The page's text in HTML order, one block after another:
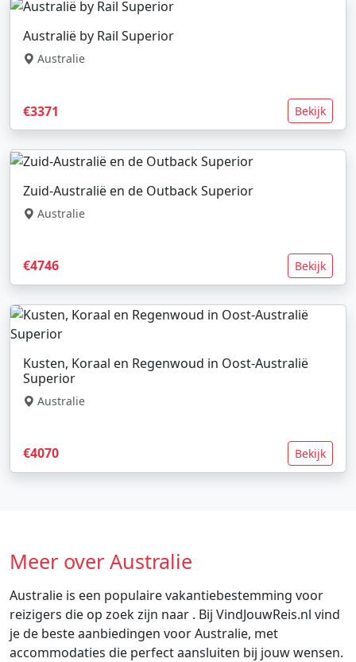
Australië by Rail Superior
Australie
€3371 Bekijk
Zuid-Australië en de Outback Superior
Australie
€4746 Bekijk
Kusten, Koraal en Regenwoud in Oost-Australië
Superior
Australie
€4070 Bekijk
Meer over Australie
Australie is een populaire vakantiebestemming voor
reizigers die op zoek zijn naar . Bij VindJouwReis.nl vind
je de beste aanbiedingen voor Australie, met
accommodaties die perfect aansluiten bij jouw wensen.